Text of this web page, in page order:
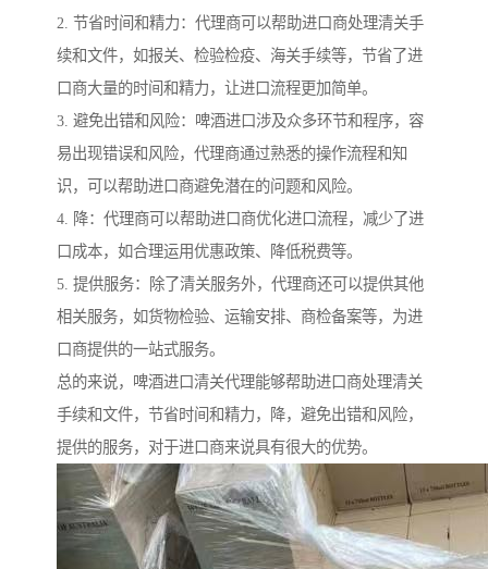
2. 节省时间和精力：代理商可以帮助进口商处理清关手
续和文件，如报关、检验检疫、海关手续等，节省了进
口商大量的时间和精力，让进口流程更加简单。
3. 避免出错和风险：啤酒进口涉及众多环节和程序，容
易出现错误和风险，代理商通过熟悉的操作流程和知
识，可以帮助进口商避免潜在的问题和风险。
4. 降：代理商可以帮助进口商优化进口流程，减少了进
口成本，如合理运用优惠政策、降低税费等。
5. 提供服务：除了清关服务外，代理商还可以提供其他
相关服务，如货物检验、运输安排、商检备案等，为进
口商提供的一站式服务。
总的来说，啤酒进口清关代理能够帮助进口商处理清关
手续和文件，节省时间和精力，降，避免出错和风险，
提供的服务，对于进口商来说具有很大的优势。